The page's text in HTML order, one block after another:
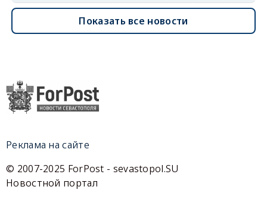
Показать все новости
Реклама на сайте
© 2007-2025 ForPost - sevastopol.SU
Новостной портал